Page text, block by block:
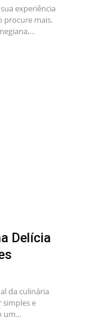
experiência
procure mais.
Delícia
da culinária
e
um…